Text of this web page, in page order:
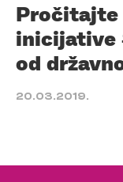
Pročitajte
inicijative
od
20.03.2019.